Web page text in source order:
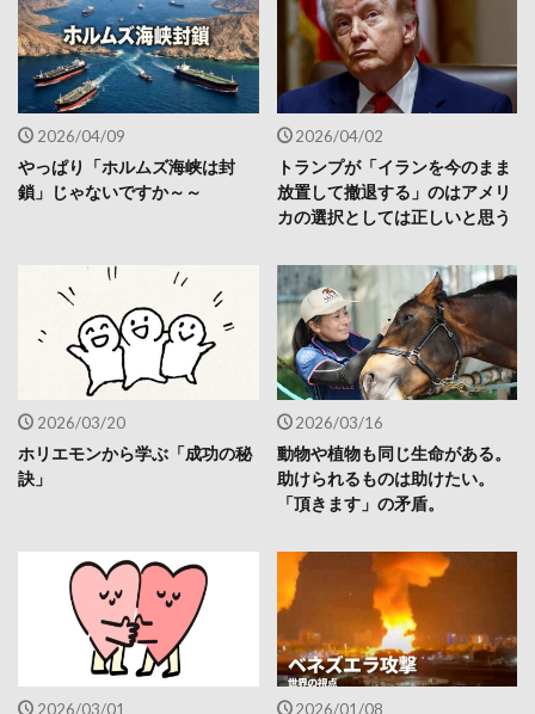
2026/04/09
やっぱり「ホルムズ海峡は封
鎖」じゃないですか～～
2026/04/02
トランプが「イランを今のまま
放置して撤退する」のはアメリ
カの選択としては正しいと思う
2026/03/20
ホリエモンから学ぶ「成功の秘
訣」
2026/03/16
動物や植物も同じ生命がある。
助けられるものは助けたい。
「頂きます」の矛盾。
2026/03/01 2026/01/08